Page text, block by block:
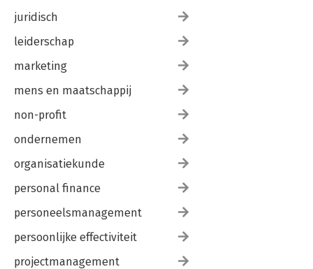
juridisch
leiderschap
marketing
mens en maatschappij
non-profit
ondernemen
organisatiekunde
personal finance
personeelsmanagement
persoonlijke effectiviteit
projectmanagement